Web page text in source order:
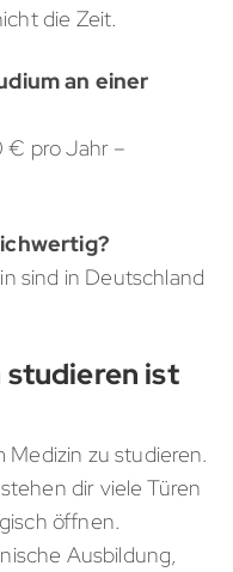
die Zeit.
an einer
€ pro Jahr –
sind in Deutschland
studieren ist
Medizin zu studieren.
dir viele Türen
öffnen.
Ausbildung,